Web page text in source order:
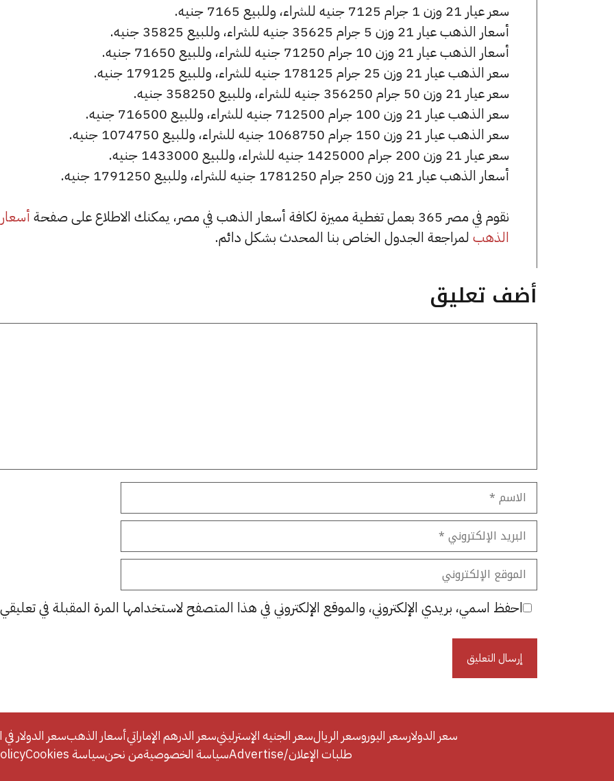
سعر عيار 21 وزن 1 جرام 7125 جنيه للشراء، وللبيع 7165 جنيه.
أسعار الذهب عيار 21 وزن 5 جرام 35625 جنيه للشراء، وللبيع 35825 جنيه.
أسعار الذهب عيار 21 وزن 10 جرام 71250 جنيه للشراء، وللبيع 71650 جنيه.
سعر الذهب عيار 21 وزن 25 جرام 178125 جنيه للشراء، وللبيع 179125 جنيه.
سعر عيار 21 وزن 50 جرام 356250 جنيه للشراء، وللبيع 358250 جنيه.
سعر الذهب عيار 21 وزن 100 جرام 712500 جنيه للشراء، وللبيع 716500 جنيه.
سعر الذهب عيار 21 وزن 150 جرام 1068750 جنيه للشراء، وللبيع 1074750 جنيه.
سعر عيار 21 وزن 200 جرام 1425000 جنيه للشراء، وللبيع 1433000 جنيه.
أسعار الذهب عيار 21 وزن 250 جرام 1781250 جنيه للشراء، وللبيع 1791250 جنيه.
نقوم في مصر 365 بعمل تغطية مميزة لكافة أسعار الذهب في مصر، يمكنك الاطلاع على صفحة
أسعار
الذهب لمراجعة الجدول الخاص بنا المحدث بشكل دائم.
أضف تعليق
الاسم
البريد
الإلكتروني
الموقع
الإلكتروني
احفظ اسمي، بريدي الإلكتروني، والموقع الإلكتروني في هذا المتصفح لاستخدامها المرة المقبلة في
سعر الدولارسعر اليوروسعر الريالسعر الجنيه الإسترلينيسعر الدرهم الإماراتيأسعار الذهبسعر الدولار
طلبات الإعلان/Advertise
سياسة الخصوصيةمن نحنسياسة Cookies